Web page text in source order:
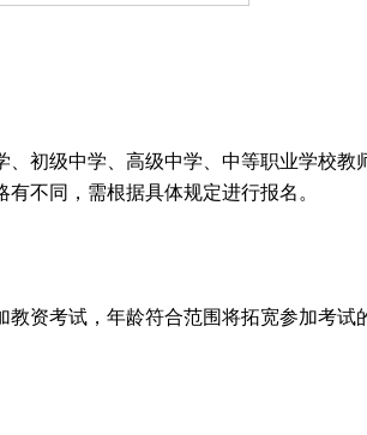
、初级中学、高级中学、中等职业学校教
不同，需根据具体规定进行报名。
资考试，年龄符合范围将拓宽参加考试